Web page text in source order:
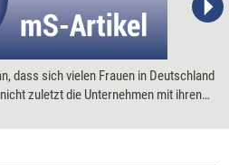
dass sich vielen Frauen in Deutschland
zuletzt die Unternehmen mit ihren
mit einer neuen Initiative. Warum der